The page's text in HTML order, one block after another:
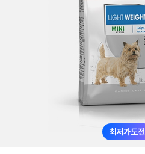
최저가도전